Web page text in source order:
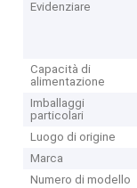
Evidenziare
Capacità di
alimentazione
Imballaggi
particolari
Luogo di origine
Marca
Numero di modello